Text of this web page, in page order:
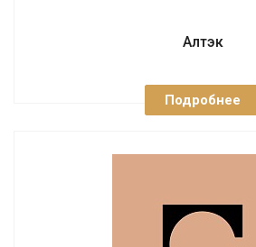
Алтэк
Подробнее